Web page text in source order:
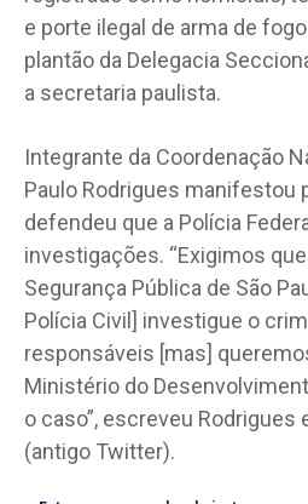
e porte ilegal de arma de
plantão da Delegacia
a secretaria paulista.
Integrante da Coordenação
Paulo Rodrigues manifestou
defendeu que a Polícia
investigações. “Exigimos
Segurança Pública de São
Polícia Civil] investigue o
responsáveis [mas]
Ministério do
o caso”, escreveu Rodrigues
(antigo Twitter).